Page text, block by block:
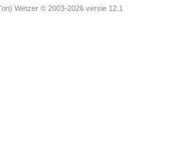
Wetzer © 2003-2026 versie 12.1